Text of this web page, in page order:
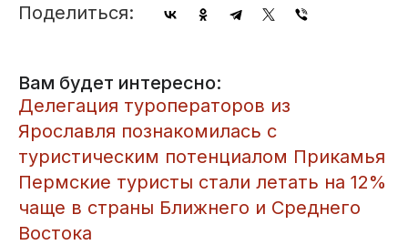
Поделиться:
Вам будет интересно:
Делегация туроператоров из
Ярославля познакомилась с
туристическим потенциалом Прикамья
Пермские туристы стали летать на 12%
чаще в страны Ближнего и Среднего
Востока